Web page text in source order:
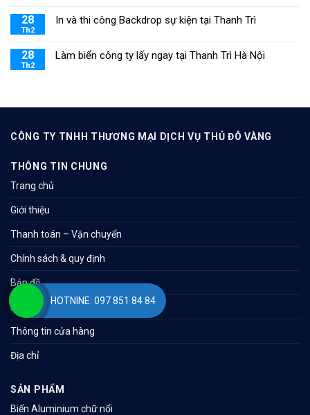
28
Th2
In và thi công Backdrop sự kiện tại Thanh Trì
28
Th2
Làm biển công ty lấy ngay tại Thanh Trì Hà Nội
CÔNG TY TNHH THƯƠNG MẠI DỊCH VỤ THỦ ĐÔ VÀNG
THÔNG TIN CHUNG
Trang chủ
Giới thiệu
Thanh toán – Vận chuyển
Chính sách & quy định
Bản đồ
Liên hệ
Thông tin cửa hàng
Địa chỉ
SẢN PHẨM
Biển Aluminium chữ nổi
HOTNINE: 097 851 84 84